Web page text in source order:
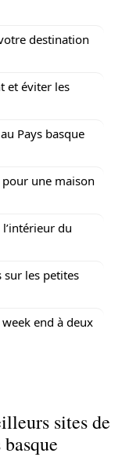
destination
et éviter les
Pays basque
une maison
du
sur les petites
end à deux
sites de